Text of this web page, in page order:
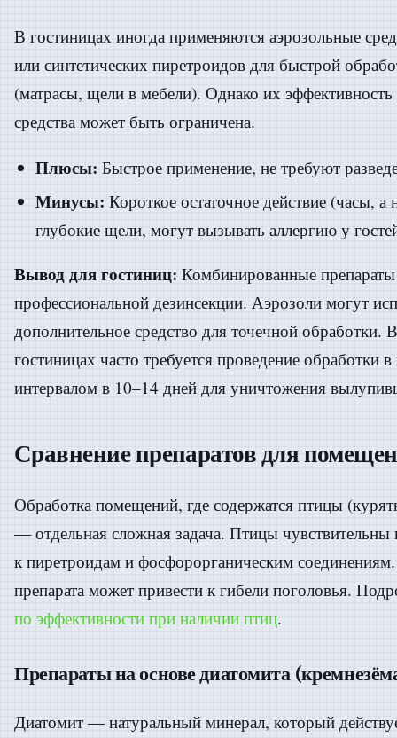
В гостиницах иногда применяются аэрозольные
или синтетических пиретроидов для быстрой
(матрасы, щели в мебели). Однако их эффективность
средства может быть ограничена.
Плюсы: Быстрое применение, не требуют
Минусы: Короткое остаточное действие (часы,
глубокие щели, могут вызывать аллергию у
Вывод для гостиниц: Комбинированные
профессиональной дезинсекции. Аэрозоли могут
дополнительное средство для точечной обработки.
гостиницах часто требуется проведение обработки в
интервалом в 10–14 дней для уничтожения
Сравнение препаратов для
Обработка помещений, где содержатся птицы
— отдельная сложная задача. Птицы чувствительны
к пиретроидам и фосфорорганическим
препарата может привести к гибели поголовья.
по эффективности при наличии птиц.
Препараты на основе диатомита
Диатомит — натуральный минерал, который